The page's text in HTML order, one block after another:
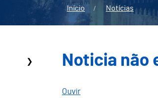
Início Notícias
Noticia não
Ouvir